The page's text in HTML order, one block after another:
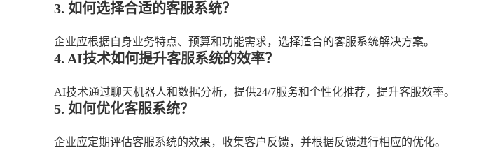
3. 如何选择合适的客服系统？
企业应根据自身业务特点、预算和功能需求，选择适合的客服系统解决方案。
4. AI技术如何提升客服系统的效率？
AI技术通过聊天机器人和数据分析，提供24/7服务和个性化推荐，提升客服效率。
5. 如何优化客服系统？
企业应定期评估客服系统的效果，收集客户反馈，并根据反馈进行相应的优化。